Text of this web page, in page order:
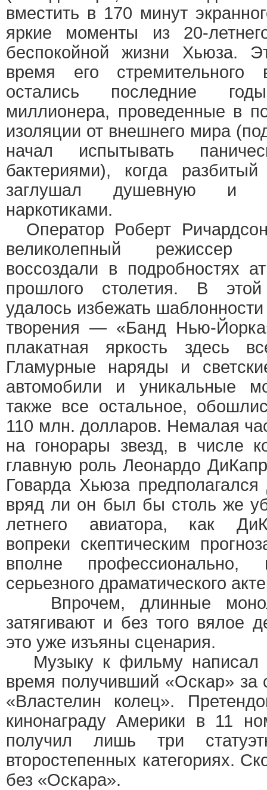
вместить в 170 минут
яркие моменты из 20-
беспокойной жизни Хьюза.
время его
остались последние годы
миллионера, проведенные в
изоляции от внешнего мира
начал испытывать
бактериями), когда
заглушал душевную и
наркотиками.
Оператор Роберт
великолепный режиссер
воссоздали в подробностях
прошлого столетия. В
удалось избежать
творения — «Банд Нью-
плакатная яркость здесь
Гламурные наряды и
автомобили и уникальные
также все остальное,
110 млн. долларов. Немалая
на гонорары звезд, в числе
главную роль Леонардо
Говарда Хьюза
вряд ли он был бы столь же
летнего авиатора, как
вопреки скептическим
вполне профессионально,
серьезного драматического
Впрочем, длинные
затягивают и без того вялое
это уже изъяны сценария.
Музыку к фильму написал
время получивший «Оскар» за
«Властелин колец».
кинонаграду Америки в 11
получил лишь три
второстепенных категориях.
без «Оскара».